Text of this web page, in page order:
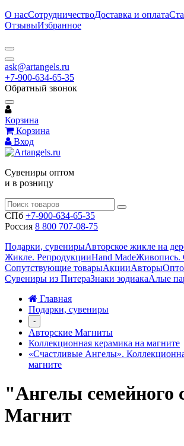
О насСотрудничествоДоставка и оплата
ОтзывыИзбранное
ask@artangels.ru
+7-900-634-65-35
Обратный звонок
Корзина
Корзина
Вход
Сувениры оптом
и в розницу
СПб +7-900-634-65-35
Россия 8 800 707-08-75
Подарки, сувенирыАвторское жикле на
Жикле. РепродукцииHand MadeЖивопись.
Сопутствующие товарыАкцииАвторы
Сувениры из ПитераЗнаки зодиакаАлые
Главная
Подарки, сувениры
-
Авторские Магниты
Коллекционная керамика на магните
«Счастливые Ангелы».
магните
"Ангелы семейного
Магнит